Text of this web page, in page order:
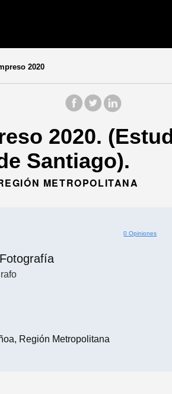
2020
2020.
Santiago).
METROPOLITANA
0 Opiniones
Región Metropolitana